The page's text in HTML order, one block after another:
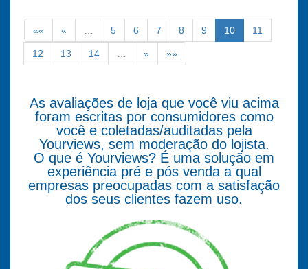
«« « … 5 6 7 8 9 10 11
12 13 14 … » »»
As avaliações de loja que você viu acima
foram escritas por consumidores como
você e coletadas/auditadas pela
Yourviews, sem moderação do lojista.
O que é Yourviews? É uma solução em
experiência pré e pós venda a qual
empresas preocupadas com a satisfação
dos seus clientes fazem uso.